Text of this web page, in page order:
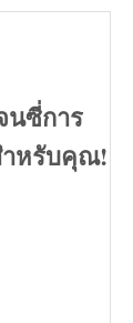
นซี่การ
หรับคุณ!